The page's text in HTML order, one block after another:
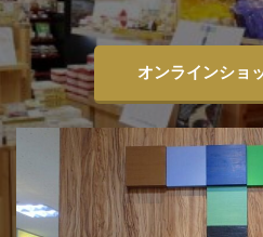
オンラインショ